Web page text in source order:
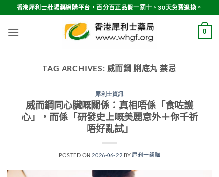
to
content
香港犀利士壯陽藥網購平台，百分百正品假一罰十、30天免費退換。
0
TAG ARCHIVES: 威而鋼 脷底丸 禁忌
犀利士資訊
威而鋼同心臟嘅關係：真相唔係「食咗護
心」，而係「研發史上嘅美麗意外＋你千祈
唔好亂試」
POSTED ON 2026-06-22 BY 犀利士網購